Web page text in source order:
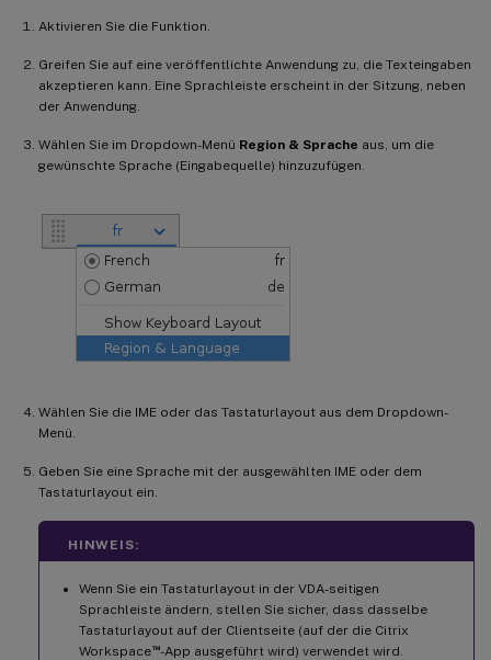
Aktivieren Sie die Funktion.
Greifen Sie auf eine veröffentlichte Anwendung zu, die Texteingaben
akzeptieren kann. Eine Sprachleiste erscheint in der Sitzung, neben
der Anwendung.
Wählen Sie im Dropdown-Menü Region & Sprache aus, um die
gewünschte Sprache (Eingabequelle) hinzuzufügen.
Wählen Sie die IME oder das Tastaturlayout aus dem Dropdown-
Menü.
Geben Sie eine Sprache mit der ausgewählten IME oder dem
Tastaturlayout ein.
HINWEIS:
Wenn Sie ein Tastaturlayout in der VDA-seitigen
Sprachleiste ändern, stellen Sie sicher, dass dasselbe
Tastaturlayout auf der Clientseite (auf der die Citrix
Workspace™-App ausgeführt wird) verwendet wird.